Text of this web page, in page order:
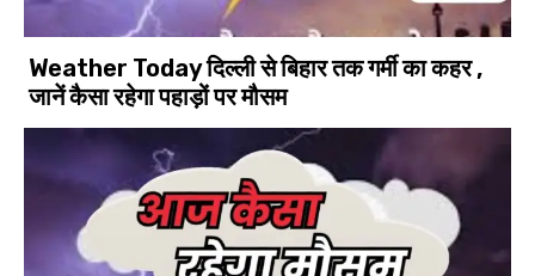
Weather Today दिल्ली से बिहार तक गर्मी का कहर ,
जानें कैसा रहेगा पहाड़ों पर मौसम